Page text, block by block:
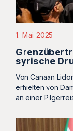
1. Mai 2025
syrische
Von Canaan
erhielten von
an einer